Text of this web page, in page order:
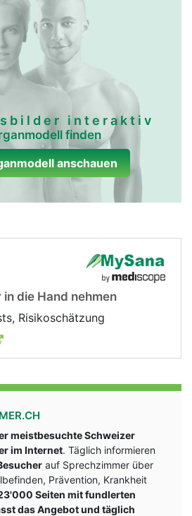
interaktiv
finden
anschauen
die Hand nehmen
Risikoschätzung
meistbesuchte Schweizer
im Internet. Täglich informieren
auf Sprechzimmer über
Prävention, Krankheit
Seiten mit fundlerten
das Angebot und täglich